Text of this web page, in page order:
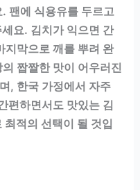
팬에 식용유를 두르고
요. 김치가 익으면 간
지막으로 깨를 뿌려 완
짭짤한 맛이 어우러진
, 한국 가정에서 자주
편하면서도 맛있는 김
적의 선택이 될 것입